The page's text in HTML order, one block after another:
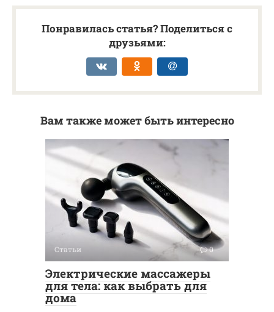
Понравилась статья? Поделиться с
друзьями:
Вам также может быть интересно
Статьи 0
Электрические массажеры
для тела: как выбрать для
дома